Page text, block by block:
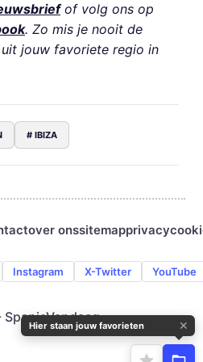
of volg ons op
. Zo mis je nooit de
jouw favoriete regio in
# IBIZA
over onssitemapprivacy
Instagram X-Twitter YouTube
Hier staan jouw favorieten ✕